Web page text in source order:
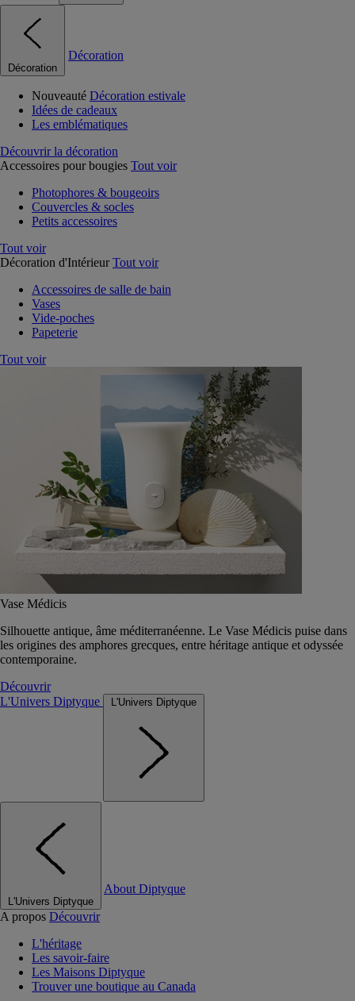
Décoration
Décoration
Nouveauté Décoration estivale
Idées de cadeaux
Les emblématiques
Découvrir la décoration
Accessoires pour bougies Tout voir
Photophores & bougeoirs
Couvercles & socles
Petits accessoires
Tout voir
Décoration d'Intérieur Tout voir
Accessoires de salle de bain
Vases
Vide-poches
Papeterie
Tout voir
Vase Médicis
Silhouette antique, âme méditerranéenne. Le Vase Médicis puise dans
les origines des amphores grecques, entre héritage antique et odyssée
contemporaine.
Découvrir
L'Univers Diptyque
L'Univers Diptyque
L'Univers Diptyque
About Diptyque
A propos Découvrir
L'héritage
Les savoir-faire
Les Maisons Diptyque
Trouver une boutique au Canada